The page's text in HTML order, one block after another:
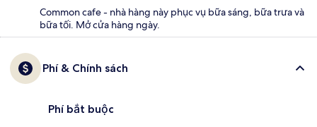
Common cafe - nhà hàng này phục vụ bữa sáng, bữa trưa và
bữa tối. Mở cửa hàng ngày.
Phí & Chính sách
Phí bắt buộc